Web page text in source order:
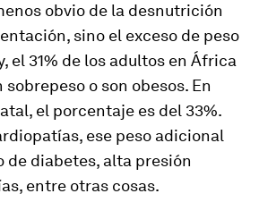
obvio de la desnutrición
sino el exceso de peso
el 31% de los adultos en África
o son obesos. En
el porcentaje es del 33%.
ese peso adicional
de diabetes, alta presión
entre otras cosas.